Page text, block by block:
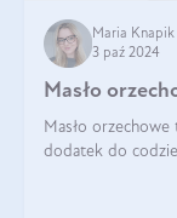
Maria Knapik
3 paź 2024
Masło
Masło
dodatek do